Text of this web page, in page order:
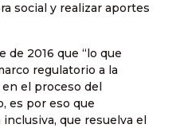
social y realizar aportes
de 2016 que “lo que
regulatorio a la
el proceso del
es por eso que
que resuelva el